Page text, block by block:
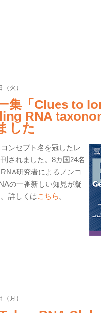
火）
集「Clues to
RNA
した
ンセプト名を冠したレ
されました。8カ国24名
研究者によるノンコ
の一番新しい知見が凝
詳しくはこちら 。
月）